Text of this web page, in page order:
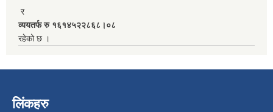
र
व्ययतर्फ रु १६१४५२२८६८।०८
रहेको छ ।
लिंकहरु